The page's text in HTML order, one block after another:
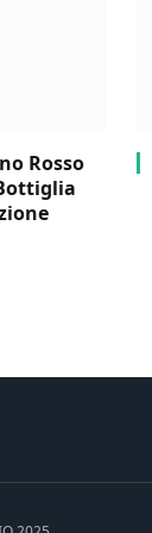
Rosso